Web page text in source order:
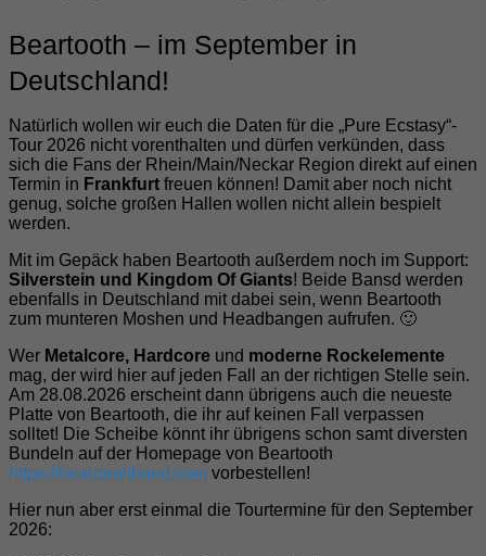
Beartooth – im September in
Deutschland!
Natürlich wollen wir euch die Daten für die „Pure Ecstasy“-
Tour 2026 nicht vorenthalten und dürfen verkünden, dass
sich die Fans der Rhein/Main/Neckar Region direkt auf einen
Termin in Frankfurt freuen können! Damit aber noch nicht
genug, solche großen Hallen wollen nicht allein bespielt
werden.
Mit im Gepäck haben Beartooth außerdem noch im Support:
Silverstein und Kingdom Of Giants! Beide Bansd werden
ebenfalls in Deutschland mit dabei sein, wenn Beartooth
zum munteren Moshen und Headbangen aufrufen. 🙂
Wer Metalcore, Hardcore und moderne Rockelemente
mag, der wird hier auf jeden Fall an der richtigen Stelle sein.
Am 28.08.2026 erscheint dann übrigens auch die neueste
Platte von Beartooth, die ihr auf keinen Fall verpassen
solltet! Die Scheibe könnt ihr übrigens schon samt diversten
Bundeln auf der Homepage von Beartooth
https://beartoothband.com vorbestellen!
Hier nun aber erst einmal die Tourtermine für den September
2026: